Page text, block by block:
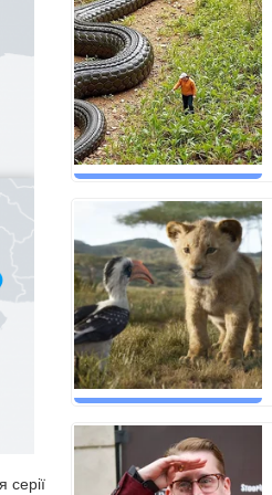
серії